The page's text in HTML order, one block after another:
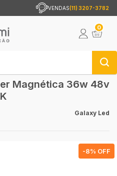
VENDAS(11) 3207-3782
0
Magnética 36w 48v
Galaxy Led
-8% OFF